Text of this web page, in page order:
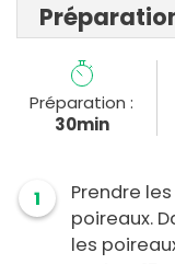
Préparation :
30min
1
Prendre
poireaux.
les